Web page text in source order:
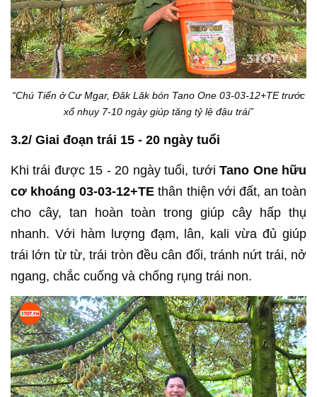
“Chú Tiến ở Cư Mgar, Đăk Lăk bón Tano One 03-03-12+TE trước
xổ nhụy 7-10 ngày giúp tăng tỷ lệ đậu trái”
3.2/ Giai đoạn trái 15 - 20 ngày tuổi
Khi trái được 15 - 20 ngày tuổi, tướiTano One hữu
cơ khoáng 03-03-12+TE thân thiện với đất, an toàn
cho cây, tan hoàn toàn trong giúp cây hấp thụ
nhanh. Với hàm lượng đạm, lân, kali vừa đủ giúp
trái lớn từ từ, trái tròn đều cân đối, tránh nứt trái, nở
ngang, chắc cuống và chống rụng trái non.